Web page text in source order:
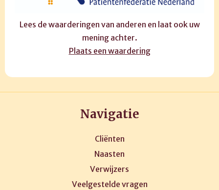
Lees de waarderingen van anderen en laat ook uw
mening achter.
Plaats een waardering
Navigatie
Cliënten
Naasten
Verwijzers
Veelgestelde vragen